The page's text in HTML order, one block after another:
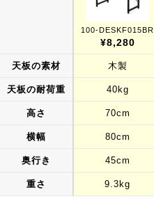
天板の素材
天板の耐荷重
高さ
横幅
奥行き
重さ
100-DESKF015BR
¥8,280
木製
40kg
70cm
80cm
45cm
9.3kg